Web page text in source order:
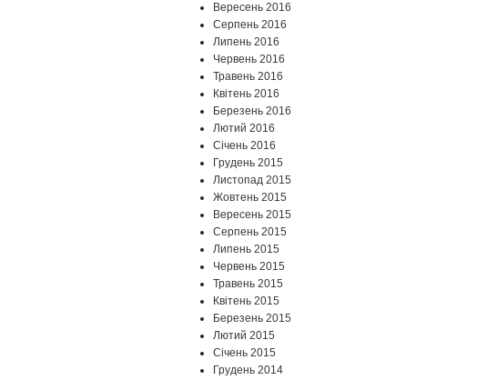
Вересень 2016
Серпень 2016
Липень 2016
Червень 2016
Травень 2016
Квітень 2016
Березень 2016
Лютий 2016
Січень 2016
Грудень 2015
Листопад 2015
Жовтень 2015
Вересень 2015
Серпень 2015
Липень 2015
Червень 2015
Травень 2015
Квітень 2015
Березень 2015
Лютий 2015
Січень 2015
Грудень 2014